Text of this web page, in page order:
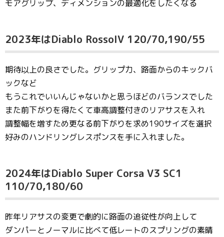
モアグリップ、ディメンションの最適化をしたくなる
2023年はDiablo RossoIV 120/70,190/55
期待以上の良さでした。グリップ力、路面からのキックバ
ックなど
もうこれでいいんじゃないかと思うほどのバランスでした
また前下がりを得たくて車高調整付きのリアサスを入れ
調整幅を増すため更なる前下がりを求め190サイズを選択
好みのハンドリングレスポンスを手に入れました。
2024年はDiablo Super Corsa V3 SC1
110/70,180/60
昨年リアサスの変更で劇的に路面の追従性が向上して
ダンパーとノーマルに比べて低レートのスプリングの素晴